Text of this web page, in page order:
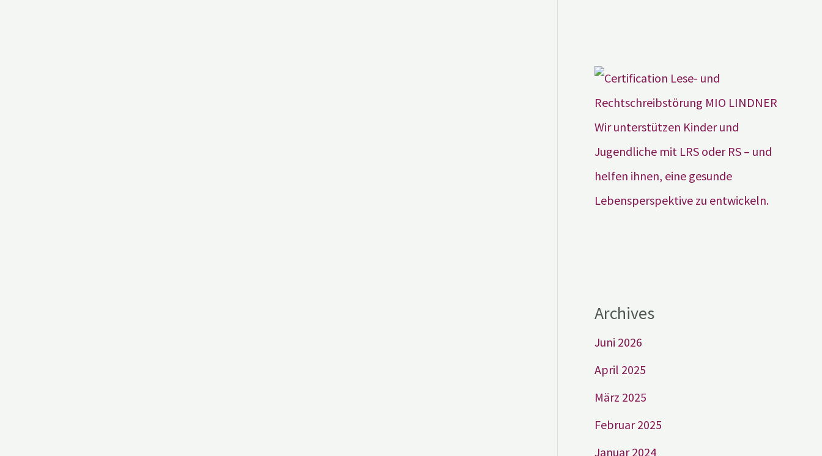
Wir unterstützen Kinder und
Jugendliche mit LRS oder RS – und
helfen ihnen, eine gesunde
Lebensperspektive zu entwickeln.
Archives
Juni 2026
April 2025
März 2025
Februar 2025
Januar 2024